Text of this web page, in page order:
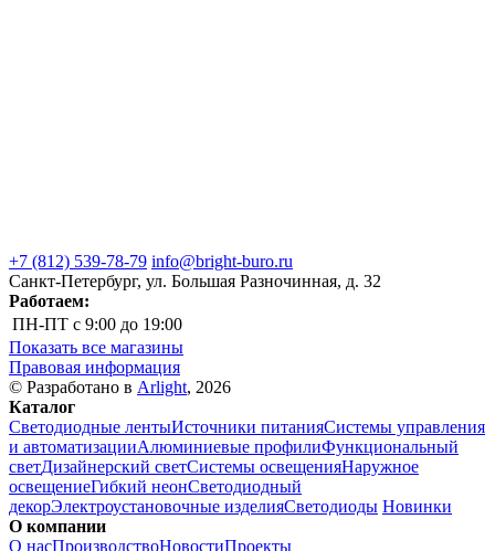
+7 (812) 539-78-79 info@bright-buro.ru
Санкт-Петербург, ул. Большая Разночинная, д. 32
Работаем:
ПН-ПТ с 9:00 до 19:00
Показать все магазины
Правовая информация
© Разработано в Arlight, 2026
Каталог
Светодиодные лентыИсточники питанияСистемы управления
и автоматизацииАлюминиевые профилиФункциональный
светДизайнерский светСистемы освещенияНаружное
освещениеГибкий неонСветодиодный
декорЭлектроустановочные изделияСветодиоды Новинки
О компании
О насПроизводствоНовостиПроекты